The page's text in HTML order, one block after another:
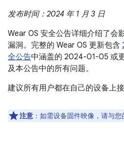
发布时间：2024 年 1 月 3 日
Wear OS 安全公告详细介绍了会
漏洞。完整的 Wear OS 更新包含
全公告中涵盖的 2024-01-05 或
及本公告中的所有问题。
建议所有用户都在自己的设备上接
注意 ：如需设备固件映像，请与您